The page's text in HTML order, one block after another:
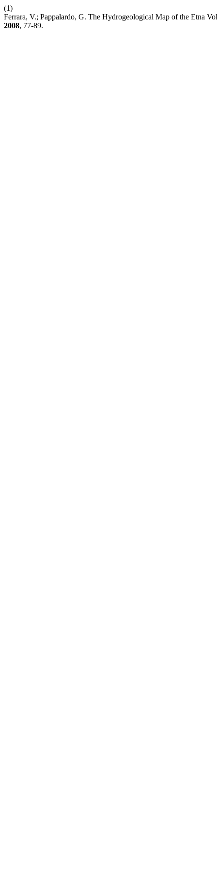
(1)
Ferrara, V.; Pappalardo, G. The Hydrogeological Map of the Etna
2008, 77-89.